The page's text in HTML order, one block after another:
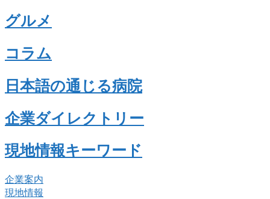
グルメ
コラム
日本語の通じる病院
企業ダイレクトリー
現地情報キーワード
企業案内
現地情報